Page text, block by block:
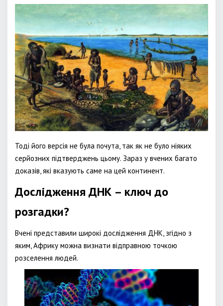
Тоді його версія не була почута, так як не було ніяких
серйозних підтверджень цьому. Зараз у вчених багато
доказів, які вказують саме на цей континент.
Дослідження ДНК – ключ до
розгадки?
Вчені представили широкі дослідження ДНК, згідно з
яким, Африку можна визнати відправною точкою
розселення людей.